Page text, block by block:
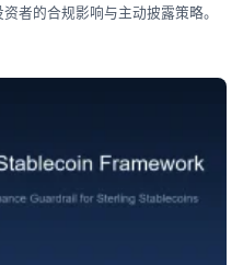
者的合规影响与主动披露策略。